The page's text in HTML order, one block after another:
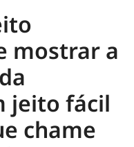
mostrar a
jeito fácil
chame